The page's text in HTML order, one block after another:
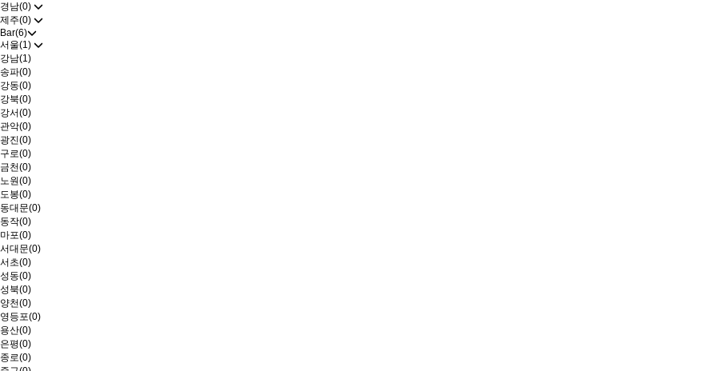
경남(0)
제주(0)
Bar(6)
서울(1)
강남(1)
송파(0)
강동(0)
강북(0)
강서(0)
관악(0)
광진(0)
구로(0)
금천(0)
노원(0)
도봉(0)
동대문(0)
동작(0)
마포(0)
서대문(0)
서초(0)
성동(0)
성북(0)
양천(0)
영등포(0)
용산(0)
은평(0)
종로(0)